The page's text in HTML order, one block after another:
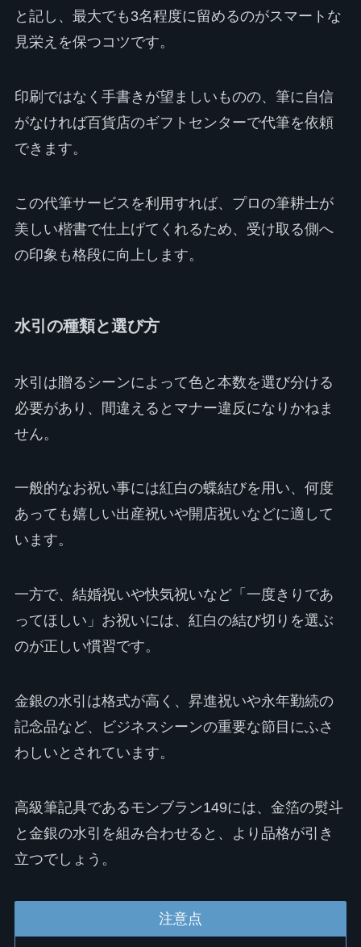
と記し、最大でも3名程度に留めるのがスマートな
見栄えを保つコツです。
印刷ではなく手書きが望ましいものの、筆に自信
がなければ百貨店のギフトセンターで代筆を依頼
できます。
この代筆サービスを利用すれば、プロの筆耕士が
美しい楷書で仕上げてくれるため、受け取る側へ
の印象も格段に向上します。
水引の種類と選び方
水引は贈るシーンによって色と本数を選び分ける
必要があり、間違えるとマナー違反になりかねま
せん。
一般的なお祝い事には紅白の蝶結びを用い、何度
あっても嬉しい出産祝いや開店祝いなどに適して
います。
一方で、結婚祝いや快気祝いなど「一度きりであ
ってほしい」お祝いには、紅白の結び切りを選ぶ
のが正しい慣習です。
金銀の水引は格式が高く、昇進祝いや永年勤続の
記念品など、ビジネスシーンの重要な節目にふさ
わしいとされています。
高級筆記具であるモンブラン149には、金箔の熨斗
と金銀の水引を組み合わせると、より品格が引き
立つでしょう。
注意点